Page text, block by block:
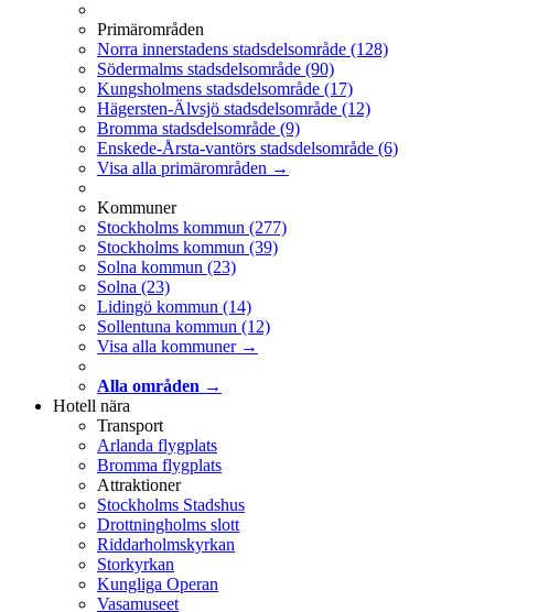
Primärområden
Norra innerstadens stadsdelsområde (128)
Södermalms stadsdelsområde (90)
Kungsholmens stadsdelsområde (17)
Hägersten-Älvsjö stadsdelsområde (12)
Bromma stadsdelsområde (9)
Enskede-Årsta-vantörs stadsdelsområde (6)
Visa alla primärområden →
Kommuner
Stockholms kommun (277)
Stockholms kommun (39)
Solna kommun (23)
Solna (23)
Lidingö kommun (14)
Sollentuna kommun (12)
Visa alla kommuner →
Alla områden →
Hotell nära
Transport
Arlanda flygplats
Bromma flygplats
Attraktioner
Stockholms Stadshus
Drottningholms slott
Riddarholmskyrkan
Storkyrkan
Kungliga Operan
Vasamuseet